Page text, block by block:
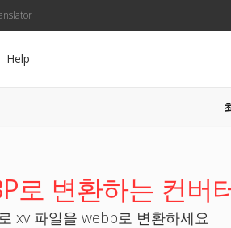
Help
로 변환하는 컨버
xv 파일을 webp로 변환하세요